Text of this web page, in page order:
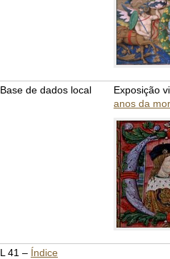
Base de dados local
Exposição
anos da
L 41 – Índice